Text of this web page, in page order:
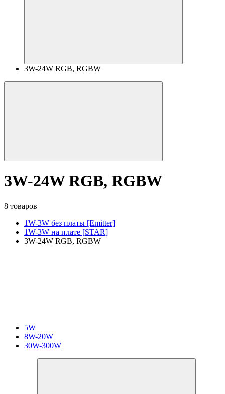
3W-24W RGB, RGBW
3W-24W RGB, RGBW
8 товаров
1W-3W без платы [Emitter]
1W-3W на плате [STAR]
3W-24W RGB, RGBW
5W
8W-20W
30W-300W